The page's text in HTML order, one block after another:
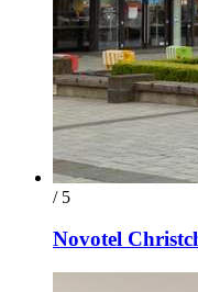
/ 5
Novotel